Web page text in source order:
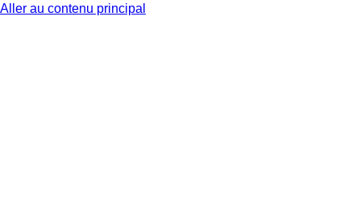
Aller au contenu principal